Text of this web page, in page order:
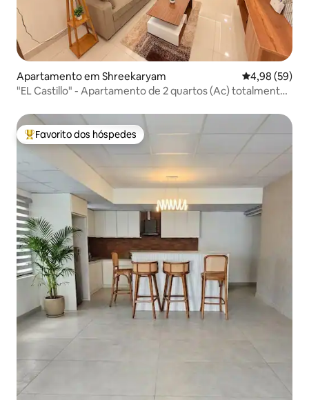
Apartamento em Shreekaryam Classificação
4,98 (59)
"EL Castillo" - Apartamento de 2 quartos (Ac) totalmente
Favoritos dos hóspedes mais apreciados
Favorito dos hóspedes